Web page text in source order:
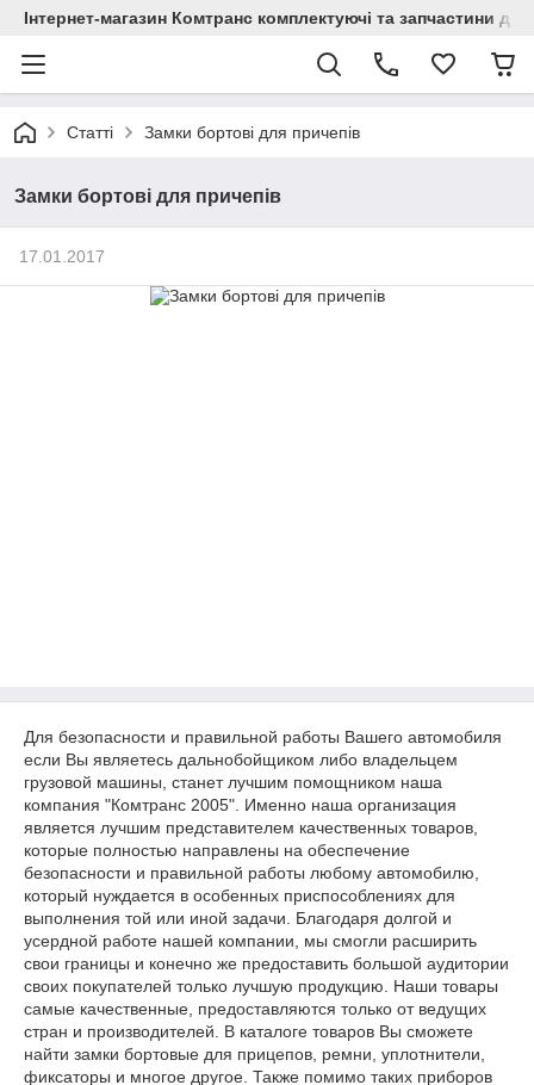
Інтернет-магазин Комтранс комплектуючі та запчастини
Статті Замки бортові для причепів
Замки бортові для причепів
17.01.2017
Для безопасности и правильной работы Вашего автомобиля
если Вы являетесь дальнобойщиком либо владельцем
грузовой машины, станет лучшим помощником наша
компания "Комтранс 2005". Именно наша организация
является лучшим представителем качественных товаров,
которые полностью направлены на обеспечение
безопасности и правильной работы любому автомобилю,
который нуждается в особенных приспособлениях для
выполнения той или иной задачи. Благодаря долгой и
усердной работе нашей компании, мы смогли расширить
свои границы и конечно же предоставить большой аудитории
своих покупателей только лучшую продукцию. Наши товары
самые качественные, предоставляются только от ведущих
стран и производителей. В каталоге товаров Вы сможете
найти замки бортовые для прицепов, ремни, уплотнители,
фиксаторы и многое другое. Также помимо таких приборов